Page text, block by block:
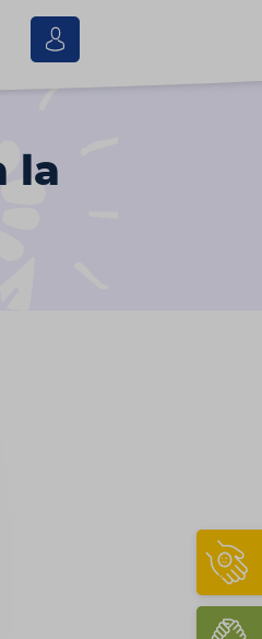
connecter
la